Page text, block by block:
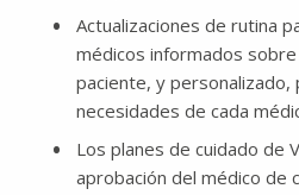
Actualizaciones de rutina
médicos informados
paciente, y personalizado,
necesidades de cada
Los planes de cuidado de
aprobación del médico de